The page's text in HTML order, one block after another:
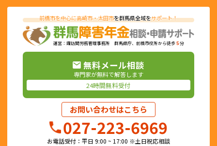
前橋市を中心に高崎市・太田市を群馬県全域をサポート！
運営：諏訪間労務管理事務所 群馬県庁、前橋市役所から徒歩５分
お問い合わせはこちら
027-223-6969
お電話受付：平日 9:00 ~ 17:00 ※土日祝応相談
無料メール相談
専門家が無料で解答します
24時間無料受付